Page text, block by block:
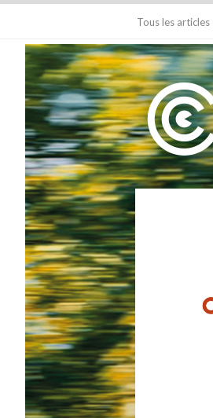
Tous les articles